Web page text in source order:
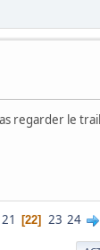
regarder le
21 22 23 24